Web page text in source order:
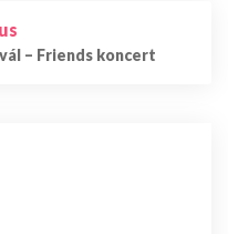
– Friends koncert